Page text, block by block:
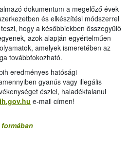
dokumentum a megelőző évek
és elkészítési módszerrel
hogy a későbbiekben összegyűlő
azok alapján egyértelműen
amelyek ismeretében az
továbbfokozható.
eredményes hatósági
gyanús vagy illegális
észlel, haladéktalanul
e-mail címen!